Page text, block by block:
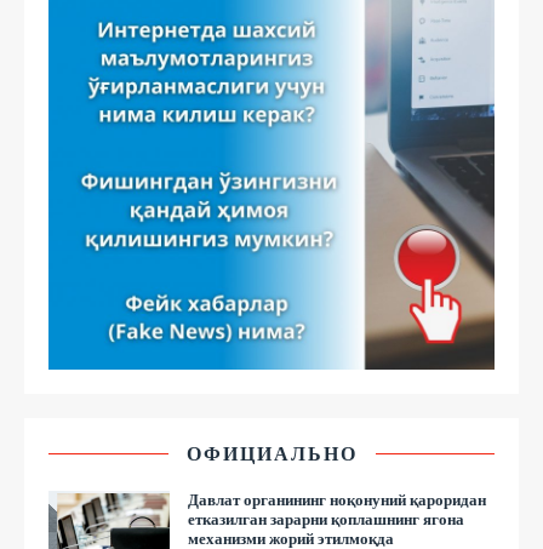
ОФИЦИАЛЬНО
Давлат органининг ноқонуний қароридан
етказилган зарарни қоплашнинг ягона
механизми жорий этилмоқда